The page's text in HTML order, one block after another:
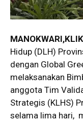
Hidup (DLH)
dengan Global
melaksanakan
anggota Tim
Strategis (KLHS)
selama lima hari,